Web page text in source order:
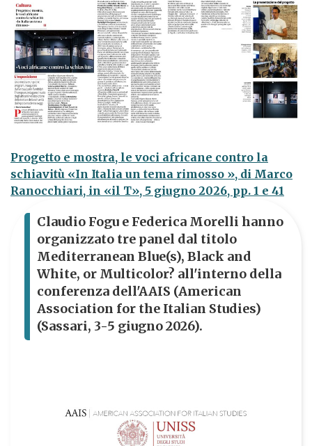
Progetto e mostra, le voci africane contro la
schiavitù «In Italia un tema rimosso », di Marco
Ranocchiari, in «il T», 5 giugno 2026, pp. 1 e 41
Claudio Fogu e Federica Morelli hanno
organizzato tre panel dal titolo
Mediterranean Blue(s), Black and
White, or Multicolor? all'interno della
conferenza dell'AAIS (American
Association for the Italian Studies)
(Sassari, 3-5 giugno 2026).